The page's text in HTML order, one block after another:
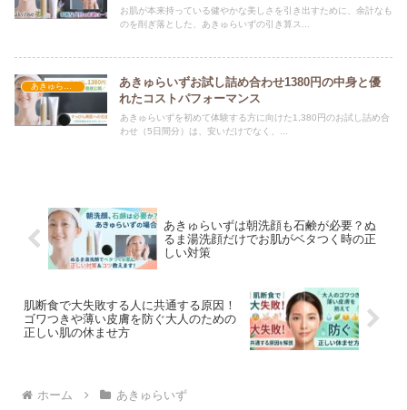
お肌が本来持っている健やかな美しさを引き出すために、余計なも
のを削ぎ落とした、あきゅらいずの引き算ス...
あきゅらいず
あきゅらいずお試し詰め合わせ1380円の中身と優
れたコストパフォーマンス
あきゅらいずを初めて体験する方に向けた1,380円のお試し詰め合
わせ（5日間分）は、安いだけでなく、...
あきゅらいずは朝洗顔も石鹸が必要？ぬ
るま湯洗顔だけでお肌がベタつく時の正
しい対策
肌断食で大失敗する人に共通する原因！
ゴワつきや薄い皮膚を防ぐ大人のための
正しい肌の休ませ方
ホーム あきゅらいず